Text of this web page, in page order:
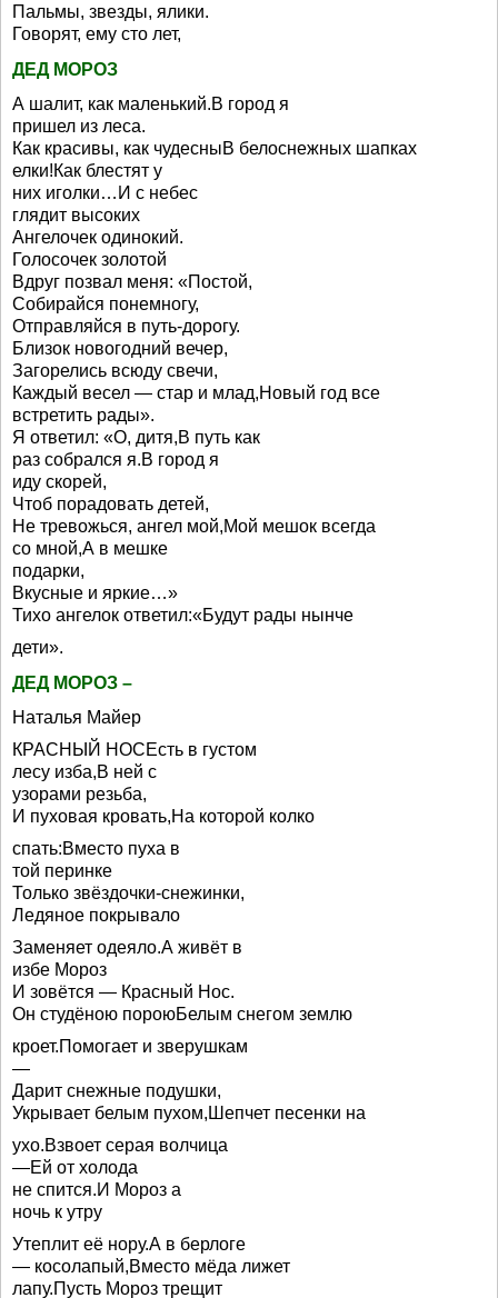
Пальмы, звезды, ялики.
Говорят, ему сто лет,
ДЕД МОРОЗ
А шалит, как маленький.В город я
пришел из леса.
Как красивы, как чудесныВ белоснежных шапках
елки!Как блестят у
них иголки…И с небес
глядит высоких
Ангелочек одинокий.
Голосочек золотой
Вдруг позвал меня: «Постой,
Собирайся понемногу,
Отправляйся в путь-дорогу.
Близок новогодний вечер,
Загорелись всюду свечи,
Каждый весел — стар и млад,Новый год все
встретить рады».
Я ответил: «О, дитя,В путь как
раз собрался я.В город я
иду скорей,
Чтоб порадовать детей,
Не тревожься, ангел мой,Мой мешок всегда
со мной,А в мешке
подарки,
Вкусные и яркие…»
Тихо ангелок ответил:«Будут рады нынче
дети».
ДЕД МОРОЗ –
Наталья Майер
КРАСНЫЙ НОСЕсть в густом
лесу изба,В ней с
узорами резьба,
И пуховая кровать,На которой колко
спать:Вместо пуха в
той перинке
Только звёздочки-снежинки,
Ледяное покрывало
Заменяет одеяло.А живёт в
избе Мороз
И зовётся — Красный Нос.
Он студёною пороюБелым снегом землю
кроет.Помогает и зверушкам
—
Дарит снежные подушки,
Укрывает белым пухом,Шепчет песенки на
ухо.Взвоет серая волчица
—Ей от холода
не спится.И Мороз а
ночь к утру
Утеплит её нору.А в берлоге
— косолапый,Вместо мёда лижет
лапу.Пусть Мороз трещит